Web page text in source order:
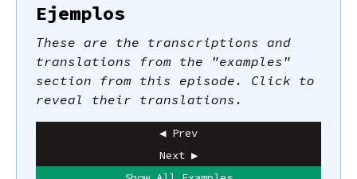
Ejemplos
These are the transcriptions and
translations from the "examples"
section from this episode. Click to
reveal their translations.
◀ Prev
Next ▶